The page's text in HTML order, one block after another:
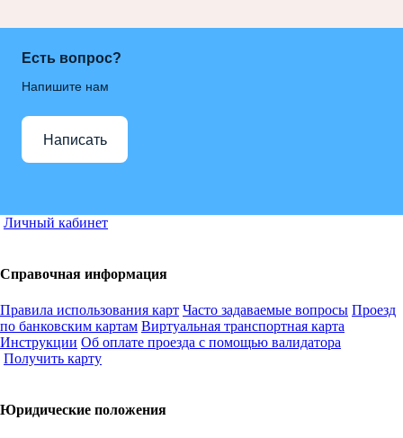
Есть вопрос?
Напишите нам
Написать
Личный кабинет
Справочная информация
Правила использования карт Часто задаваемые вопросы Проезд
по банковским картам Виртуальная транспортная карта
Инструкции Об оплате проезда с помощью валидатора
Получить карту
Юридические положения